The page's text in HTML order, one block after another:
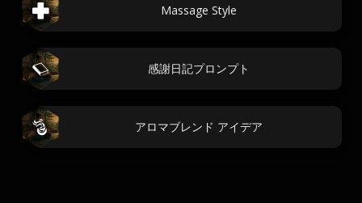
Massage Style
感謝日記プロンプト
アロマブレンド アイデア